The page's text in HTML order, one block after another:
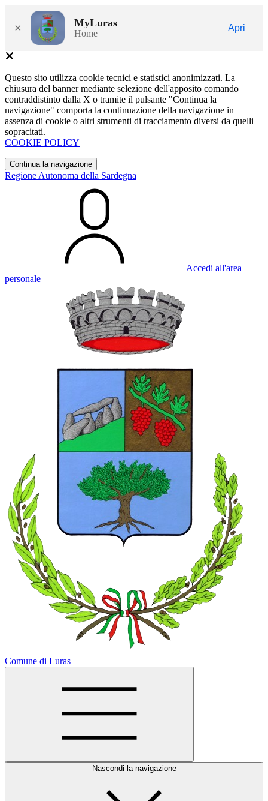
× MyLuras
Home
Apri
Questo sito utilizza cookie tecnici e statistici anonimizzati. La
chiusura del banner mediante selezione dell'apposito comando
contraddistinto dalla X o tramite il pulsante "Continua la
navigazione" comporta la continuazione della navigazione in
assenza di cookie o altri strumenti di tracciamento diversi da quelli
sopracitati.
COOKIE POLICY
Continua la navigazione
Regione Autonoma della Sardegna
Accedi all'area
personale
Comune di Luras
Nascondi la navigazione